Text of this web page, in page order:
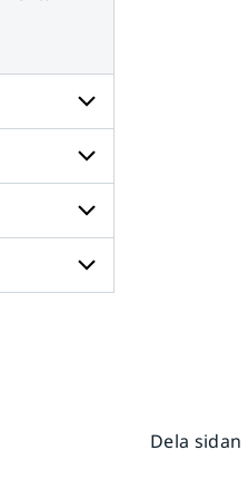
Undersidor
för
Radar
och
satellit
Undersidor
för
Väder
till
havs
Undersidor
för
Dela sidan